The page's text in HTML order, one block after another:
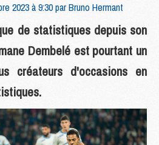
2023 à 9:30 parBruno Hermant
de statistiques depuis son
Dembelé est pourtant un
créateurs d'occasions en